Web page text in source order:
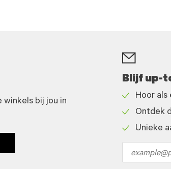
winkels bij jou in
Blijf up-
icon
Hoor als
icon
Ontdek
Unieke
address